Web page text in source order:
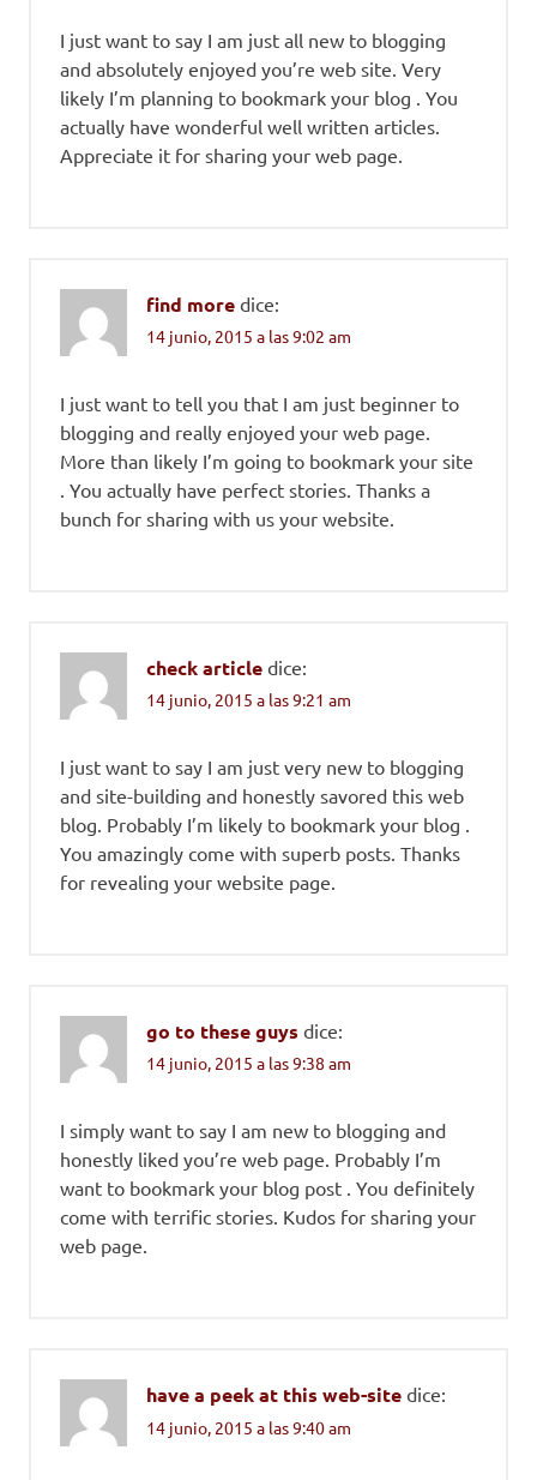
I just want to say I am just all new to blogging
and absolutely enjoyed you’re web site. Very
likely I’m planning to bookmark your blog . You
actually have wonderful well written articles.
Appreciate it for sharing your web page.
find more dice:
14 junio, 2015 a las 9:02 am
I just want to tell you that I am just beginner to
blogging and really enjoyed your web page.
More than likely I’m going to bookmark your site
. You actually have perfect stories. Thanks a
bunch for sharing with us your website.
check article dice:
14 junio, 2015 a las 9:21 am
I just want to say I am just very new to blogging
and site-building and honestly savored this web
blog. Probably I’m likely to bookmark your blog .
You amazingly come with superb posts. Thanks
for revealing your website page.
go to these guys dice:
14 junio, 2015 a las 9:38 am
I simply want to say I am new to blogging and
honestly liked you’re web page. Probably I’m
want to bookmark your blog post . You definitely
come with terrific stories. Kudos for sharing your
web page.
have a peek at this web-site dice:
14 junio, 2015 a las 9:40 am